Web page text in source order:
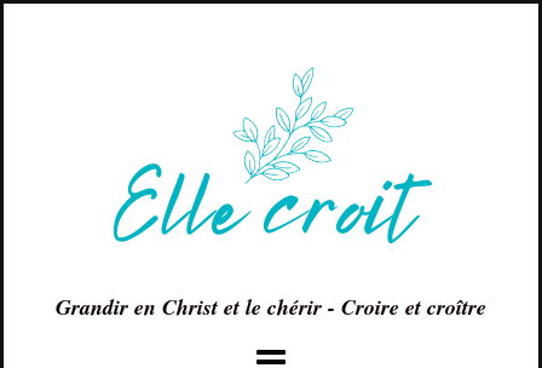
Grandir en Christ et le chérir - Croire et croître